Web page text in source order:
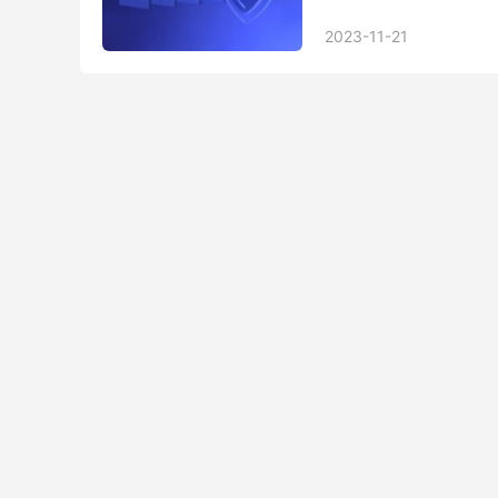
2023-11-21